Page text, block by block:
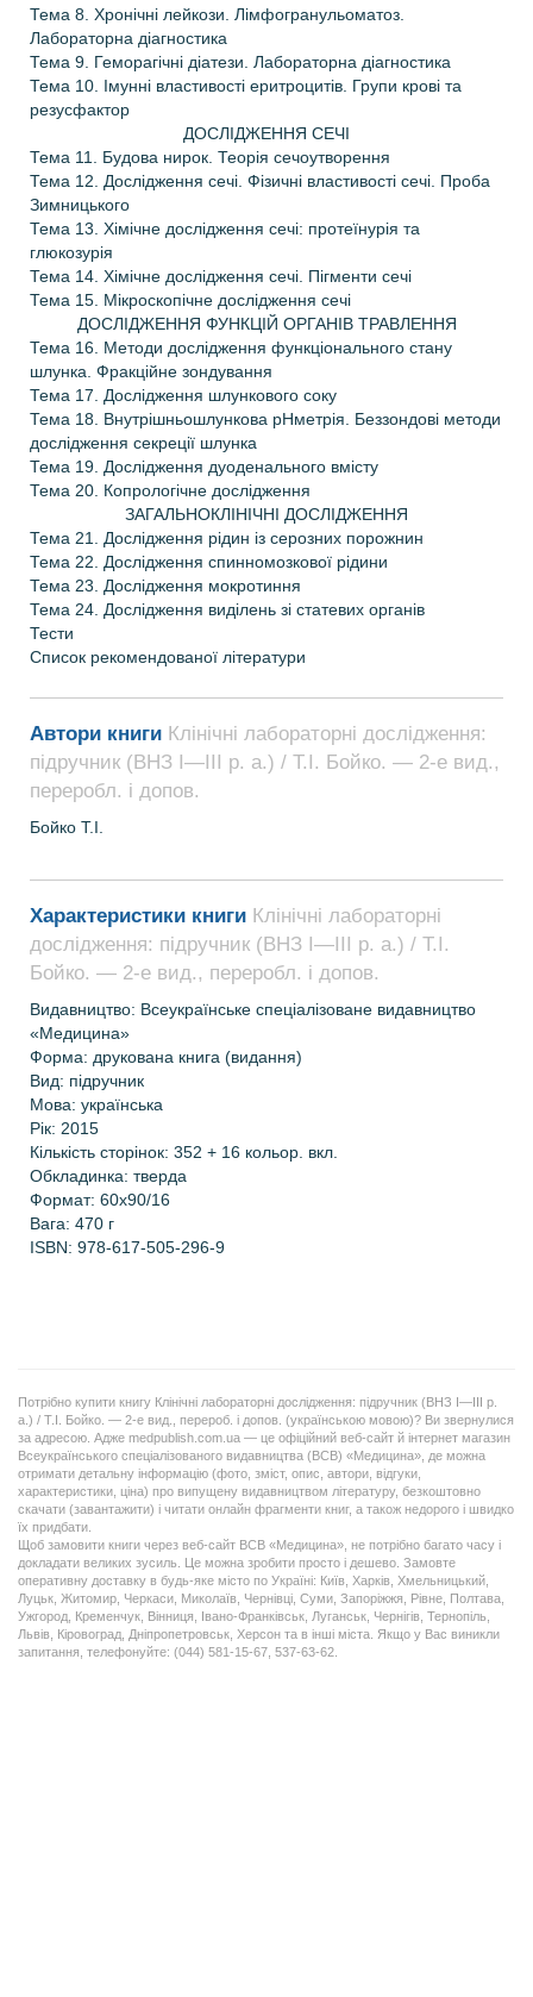
Тема 8. Хронічні лейкози. Лімфогранульоматоз.
Лабораторна діагностика
Тема 9. Геморагічні діатези. Лабораторна діагностика
Тема 10. Імунні властивості еритроцитів. Групи крові та
резус­фактор
ДОСЛІДЖЕННЯ СЕЧІ
Тема 11. Будова нирок. Теорія сечоутворення
Тема 12. Дослідження сечі. Фізичні властивості сечі. Проба
Зимницького
Тема 13. Хімічне дослідження сечі: протеїнурія та
глюкозурія
Тема 14. Хімічне дослідження сечі. Пігменти сечі
Тема 15. Мікроскопічне дослідження сечі
ДОСЛІДЖЕННЯ ФУНКЦІЙ ОРГАНІВ ТРАВЛЕННЯ
Тема 16. Методи дослідження функціонального стану
шлунка. Фракційне зондування
Тема 17. Дослідження шлункового соку
Тема 18. Внутрішньошлункова рН­метрія. Беззондові методи
дослідження секреції шлунка
Тема 19. Дослідження дуоденального вмісту
Тема 20. Копрологічне дослідження
ЗАГАЛЬНОКЛІНІЧНІ ДОСЛІДЖЕННЯ
Тема 21. Дослідження рідин із серозних порожнин
Тема 22. Дослідження спинномозкової рідини
Тема 23. Дослідження мокротиння
Тема 24. Дослідження виділень зі статевих органів
Тести
Список рекомендованої літератури
Автори книги Клінічні лабораторні дослідження:
підручник (ВНЗ І—ІІІ р. а.) / Т.І. Бойко. — 2-е вид.,
переробл. і допов.
Бойко Т.І.
Характеристики книги Клінічні лабораторні
дослідження: підручник (ВНЗ І—ІІІ р. а.) / Т.І.
Бойко. — 2-е вид., переробл. і допов.
Видавництво: Всеукраїнське спеціалізоване видавництво
«Медицина»
Форма: друкована книга (видання)
Вид: підручник
Мова: українська
Рік: 2015
Кількість сторінок: 352 + 16 кольор. вкл.
Обкладинка: тверда
Формат: 60х90/16
Вага: 470 г
ISBN: 978-617-505-296-9
Потрібно купити книгу Клінічні лабораторні дослідження: підручник (ВНЗ І—ІІІ р.
а.) / Т.І. Бойко. — 2-е вид., перероб. і допов. (українською мовою)? Ви звернулися
за адресою. Адже medpublish.com.ua — це офіційний веб-сайт й інтернет магазин
Всеукраїнського спеціалізованого видавництва (ВСВ) «Медицина», де можна
отримати детальну інформацію (фото, зміст, опис, автори, відгуки,
характеристики, ціна) про випущену видавництвом літературу, безкоштовно
скачати (завантажити) і читати онлайн фрагменти книг, а також недорого і швидко
їх придбати.
Щоб замовити книги через веб-сайт ВСВ «Медицина», не потрібно багато часу і
докладати великих зусиль. Це можна зробити просто і дешево. Замовте
оперативну доставку в будь-яке місто по Україні: Київ, Харків, Хмельницький,
Луцьк, Житомир, Черкаси, Миколаїв, Чернівці, Суми, Запоріжжя, Рівне, Полтава,
Ужгород, Кременчук, Вінниця, Івано-Франківськ, Луганськ, Чернігів, Тернопіль,
Львів, Кіровоград, Дніпропетровськ, Херсон та в інші міста. Якщо у Вас виникли
запитання, телефонуйте: (044) 581-15-67, 537-63-62.